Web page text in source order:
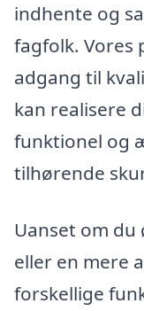
indhente og
fagfolk. Vores
adgang til
kan realisere
funktionel og
tilhørende
Uanset om
eller en mere
forskellige